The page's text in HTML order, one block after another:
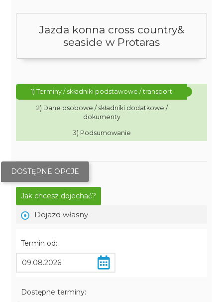
Jazda konna cross country&
seaside w Protaras
1) Terminy / składniki podstawowe / transport
2) Dane osobowe / składniki dodatkowe /
dokumenty
3) Podsumowanie
DOSTĘPNE OPCJE
Jak chcesz dojechać?
Dojazd własny
Termin od:
Dostępne terminy: